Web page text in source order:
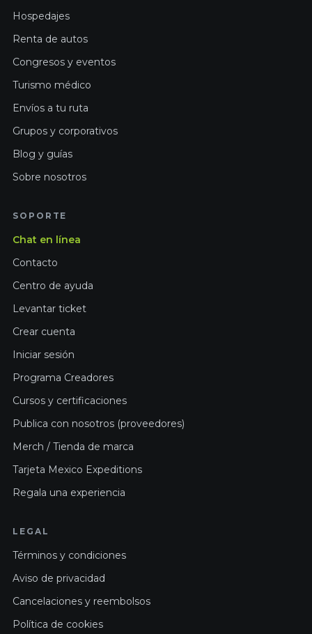
Hospedajes
Renta de autos
Congresos y eventos
Turismo médico
Envíos a tu ruta
Grupos y corporativos
Blog y guías
Sobre nosotros
SOPORTE
Chat en línea
Contacto
Centro de ayuda
Levantar ticket
Crear cuenta
Iniciar sesión
Programa Creadores
Cursos y certificaciones
Publica con nosotros (proveedores)
Merch / Tienda de marca
Tarjeta Mexico Expeditions
Regala una experiencia
LEGAL
Términos y condiciones
Aviso de privacidad
Cancelaciones y reembolsos
Política de cookies